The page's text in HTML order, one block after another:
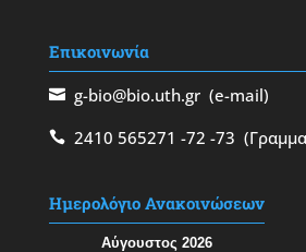
Επικοινωνία
g-bio@bio.uth.gr(e-mail)
2410 565271 -72 -73
Ημερολόγιο Ανακοινώσεων
Αύγουστος 2026